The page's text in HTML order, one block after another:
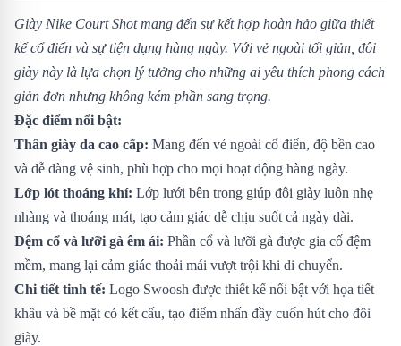
Giày Nike Court Shot mang đến sự kết hợp hoàn hảo giữa thiết
kế cổ điển và sự tiện dụng hàng ngày. Với vẻ ngoài tối giản, đôi
giày này là lựa chọn lý tưởng cho những ai yêu thích phong cách
giản đơn nhưng không kém phần sang trọng.
Đặc điểm nổi bật:
Thân giày da cao cấp: Mang đến vẻ ngoài cổ điển, độ bền cao
và dễ dàng vệ sinh, phù hợp cho mọi hoạt động hàng ngày.
Lớp lót thoáng khí: Lớp lưới bên trong giúp đôi giày luôn nhẹ
nhàng và thoáng mát, tạo cảm giác dễ chịu suốt cả ngày dài.
Đệm cổ và lưỡi gà êm ái: Phần cổ và lưỡi gà được gia cố đệm
mềm, mang lại cảm giác thoải mái vượt trội khi di chuyển.
Chi tiết tinh tế: Logo Swoosh được thiết kế nổi bật với họa tiết
khâu và bề mặt có kết cấu, tạo điểm nhấn đầy cuốn hút cho đôi
giày.